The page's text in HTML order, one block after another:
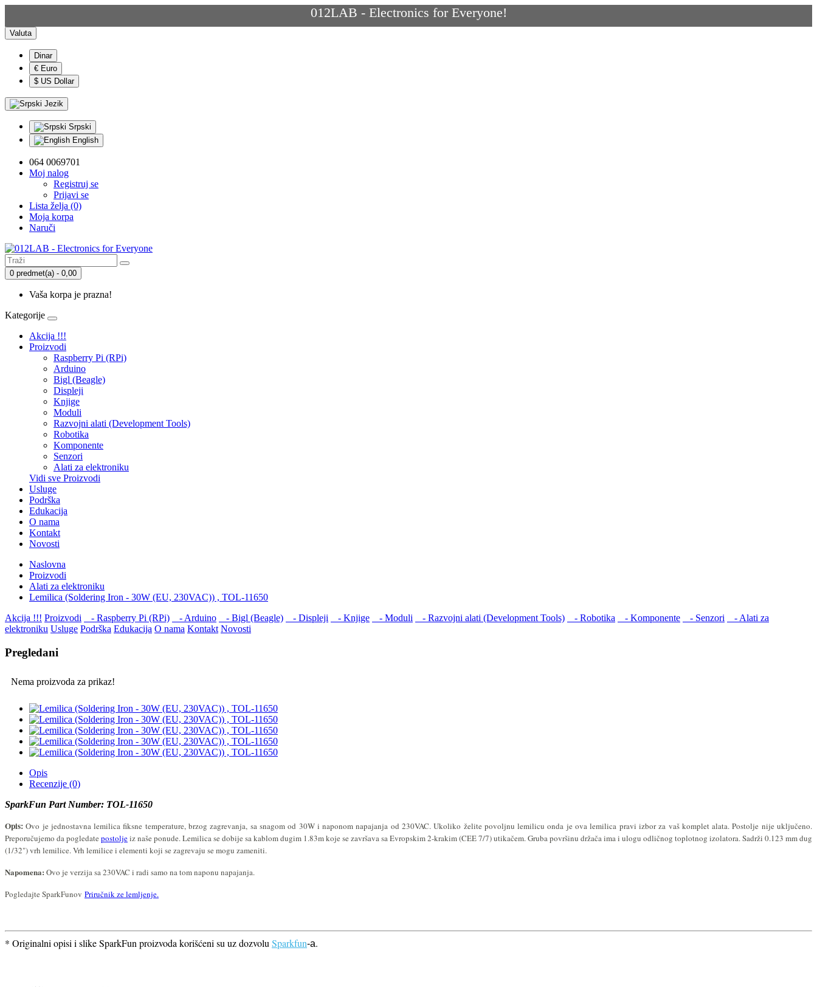
012LAB - Electronics for Everyone!
Valuta
Dinar
€ Euro
$ US Dollar
Jezik
Srpski
English
064 0069701
Moj nalog
Registruj se
Prijavi se
Lista želja (0)
Moja korpa
Naruči
0 predmet(a) - 0,00
Vaša korpa je prazna!
Kategorije
Akcija !!!
Proizvodi
Raspberry Pi (RPi)
Arduino
Bigl (Beagle)
Displеji
Knjige
Moduli
Razvojni alati (Development Tools)
Robotika
Komponente
Senzori
Alati za elektroniku
Vidi sve Proizvodi
Usluge
Podrška
Edukacija
O nama
Kontakt
Novosti
Naslovna
Proizvodi
Alati za elektroniku
Lemilica (Soldering Iron - 30W (EU, 230VAC)) , TOL-11650
Akcija !!! Proizvodi - Raspberry Pi (RPi) - Arduino - Bigl (Beagle) - Displеji - Knjige - Moduli - Razvojni alati (Development Tools) - Robotika - Komponente - Senzori
- Alati za
elektroniku Usluge Podrška Edukacija O nama Kontakt Novosti
Pregledani
Nema proizvoda za prikaz!
Opis
Recenzije (0)
SparkFun Part Number: TOL-11650
Opis:Ovo je jednostavna lemilica fiksne temperature, brzog zagrevanja, sa snagom od 30W i naponom napajanja od 230VAC. Ukoliko želite povoljnu lemilicu onda je ova lemilica pravi izbor za vaš komplet alata. Postolje nije uključeno.
Preporučujemo da pogledate postoljeiz naše ponude. Lemilica se dobije sa kablom dugim 1.83m koje se završava sa Evropskim 2-krakim (CEE 7/7) utikačem. Gruba površinu držača ima i ulogu odličnog toplotnog izolatora. Sadrži 0.123 mm dug
(1/32") vrh lemilice. Vrh lemilice i elementi koji se zagrevaju se mogu zameniti.
Napomena: Ovo je verzija sa 230VAC i radi samo na tom naponu napajanja.
Pogledajte SparkFunov Priručnik ze lemljenje.
* Originalni opisi i slike SparkFun proizvoda korišćeni su uz dozvoluSparkfun-a.